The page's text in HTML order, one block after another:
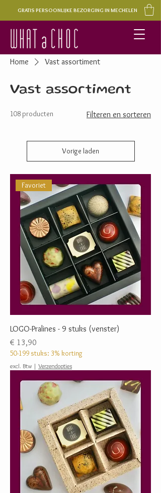
GRATIS PERSOONLIJKE BEZORGING IN MECHELEN
Home Vast assortiment
Vast assortiment
108 producten Filteren en sorteren
Vorige laden
Favoriet
LOGO-Pralines - 9 stuks (venster)
Prijs
€ 13,90
50-199 stuks: 3% korting
excl. Btw | Verzendopties